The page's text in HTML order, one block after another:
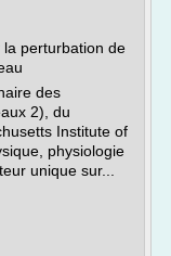
perturbation de
des
2), du
Institute of
physiologie
unique sur...